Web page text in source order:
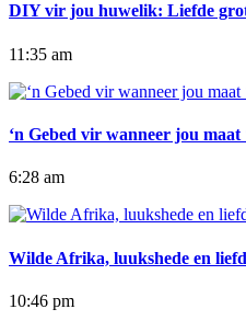
DIY vir jou huwelik: Liefde
11:35 am
‘n Gebed vir wanneer jou maat
6:28 am
Wilde Afrika, luukshede en
10:46 pm